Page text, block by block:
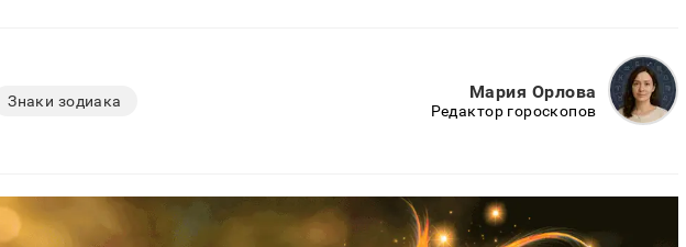
Знаки зодиака Мария Орлова
Редактор гороскопов